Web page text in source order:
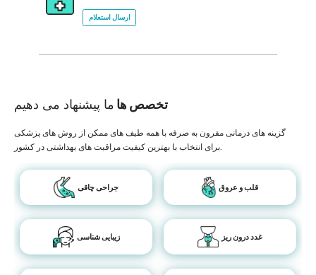
ارسال استعلام
تخصص ها ما پیشنهاد می دهیم
گزینه های درمانی مقرون به صرفه با همه طیف های ممکن از روش های پزشکی
برای انتخاب با بهترین کیفیت مراقبت های بهداشتی در کشور.
جراحی چاقی قلب و عروق
زیبایی شناسی غدد درون ریز